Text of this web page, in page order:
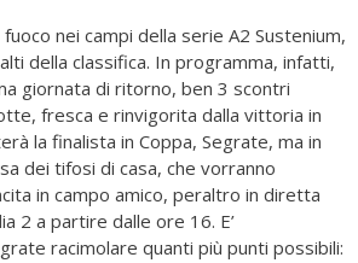
nei campi della serie A2 Sustenium,
della classifica. In programma, infatti,
giornata di ritorno, ben 3 scontri
fresca e rinvigorita dalla vittoria in
la finalista in Coppa, Segrate, ma in
dei tifosi di casa, che vorranno
in campo amico, peraltro in diretta
2 a partire dalle ore 16. E’
racimolare quanti più punti possibili: